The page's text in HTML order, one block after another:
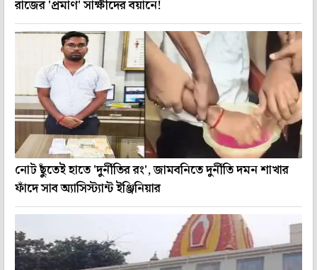
রাজের 'প্রমাণ' সাক্ষীদের বয়ানে!
নোট ছুঁতেই হাতে 'দুর্নীতির রং', জামবনিতে দুর্নীতি দমন শাখার
ফাঁদে সাব অ্যাসিস্ট্যান্ট ইঞ্জিনিয়ার